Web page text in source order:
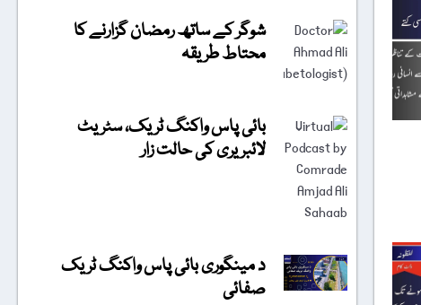
شوگر کے ساتھ رمضان گزارنے کا
محتاط طریقہ
بائی پاس واکنگ ٹریک، سٹریٹ
لائبریری کی حالت زار
د مینگوری بائی پاس واکنگ ٹریک
صفائی